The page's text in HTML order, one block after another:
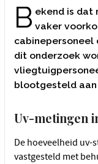
B ekend is dat
vaker
cabinepersoneel
dit onderzoek
blootgesteld
Uv-metingen
De hoeveelheid uv-straling in de cockpit tijdens vluchten is
vastgesteld met